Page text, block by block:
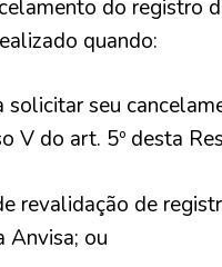
do registro
quando:
solicitar seu
V do art. 5º desta
revalidação de
Anvisa; ou